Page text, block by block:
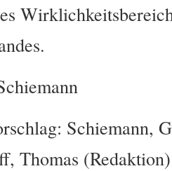
Schiemann,
Thomas